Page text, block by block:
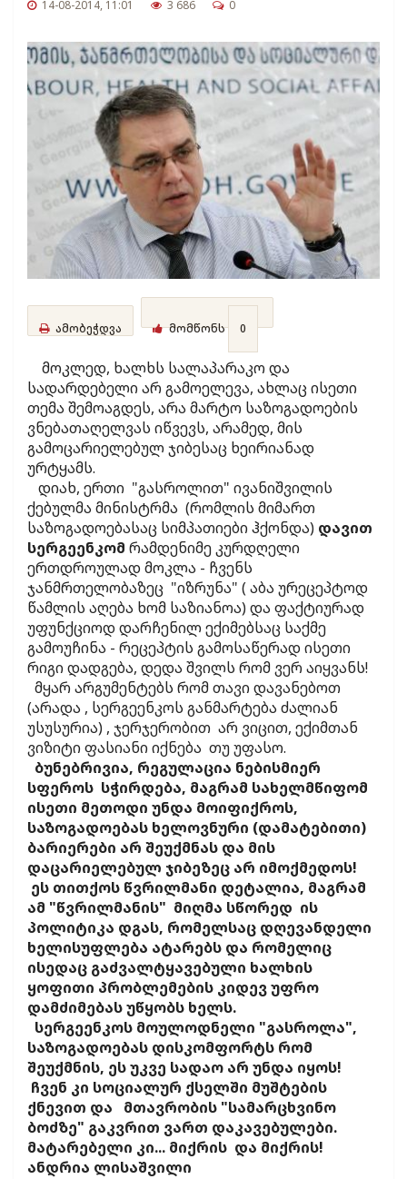
14-08-2014, 11:01
3 686 0
ამობეჭდვა მომწონს 0
მოკლედ, ხალხს სალაპარაკო და
სადარდებელი არ გამოელევა, ახლაც ისეთი
თემა შემოაგდეს, არა მარტო საზოგადოების
ვნებათაღელვას იწვევს, არამედ, მის
გამოცარიელებულ ჯიბესაც ხეირიანად
ურტყამს.
დიახ, ერთი "გასროლით" ივანიშვილის
ქებულმა მინისტრმა (რომლის მიმართ
საზოგადოებასაც სიმპათიები ჰქონდა) დავით
სერგეენკომ რამდენიმე კურდღელი
ერთდროულად მოკლა - ჩვენს
ჯანმრთელობაზეც "იზრუნა" ( აბა ურეცეპტოდ
წამლის აღება ხომ საზიანოა) და ფაქტიურად
უფუნქციოდ დარჩენილ ექიმებსაც საქმე
გამოუჩინა - რეცეპტის გამოსაწერად ისეთი
რიგი დადგება, დედა შვილს რომ ვერ აიყვანს!
მყარ არგუმენტებს რომ თავი დავანებოთ
(არადა , სერგეენკოს განმარტება ძალიან
უსუსურია) , ჯერჯერობით არ ვიცით, ექიმთან
ვიზიტი ფასიანი იქნება თუ უფასო.
ბუნებრივია, რეგულაცია ნებისმიერ
სფეროს სჭირდება, მაგრამ სახელმწიფომ
ისეთი მეთოდი უნდა მოიფიქროს,
საზოგადოებას ხელოვნური (დამატებითი)
ბარიერები არ შეუქმნას და მის
დაცარიელებულ ჯიბეზეც არ იმოქმედოს!
ეს თითქოს წვრილმანი დეტალია, მაგრამ
ამ "წვრილმანის" მიღმა სწორედ ის
პოლიტიკა დგას, რომელსაც დღევანდელი
ხელისუფლება ატარებს და რომელიც
ისედაც გაძვალტყავებული ხალხის
ყოფითი პრობლემების კიდევ უფრო
დამძიმებას უწყობს ხელს.
სერგეენკოს მოულოდნელი "გასროლა",
საზოგადოებას დისკომფორტს რომ
შეუქმნის, ეს უკვე სადაო არ უნდა იყოს!
ჩვენ კი სოციალურ ქსელში მუშტების
ქნევით და მთავრობის "სამარცხვინო
ბოძზე" გაკვრით ვართ დაკავებულები.
მატარებელი კი... მიქრის და მიქრის!
ანდრია ლისაშვილი